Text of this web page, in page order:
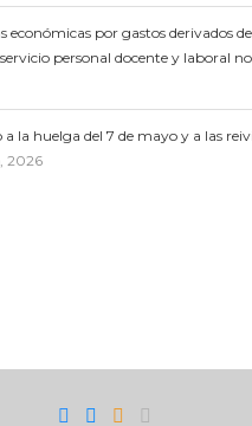
económicas por gastos derivados
personal docente y laboral
a la huelga del 7 de mayo y a las
2026